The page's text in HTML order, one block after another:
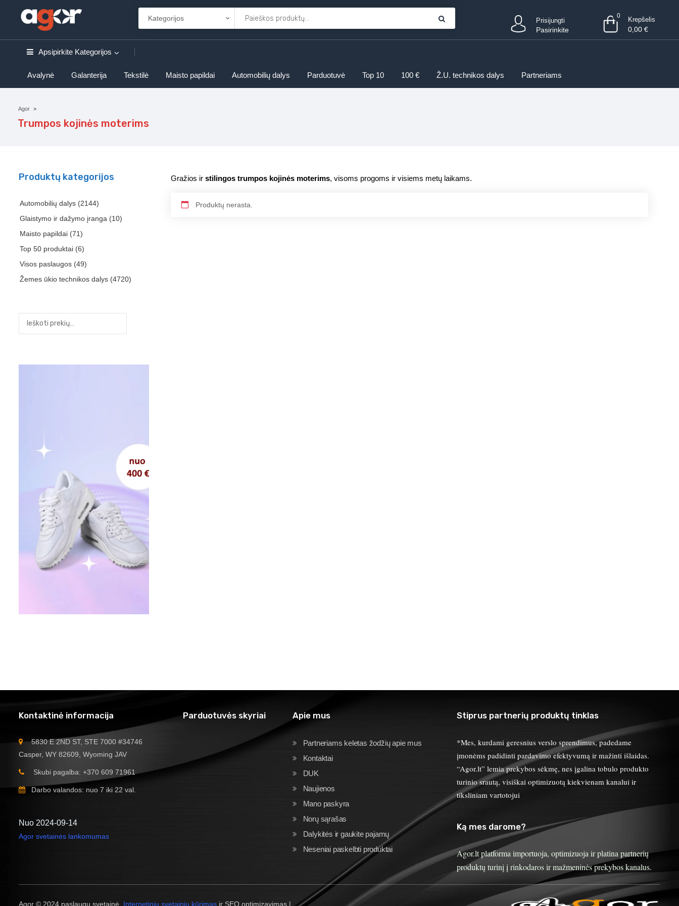
Prisijungti
Pasirinkite
0 Krepšelis
0,00 €
Apsipirkite Kategorijos
Avalynė Galanterija Tekstilė Maisto papildai Automobilių dalys Parduotuvė Top 10 100 € Ž.U. technikos dalys Partneriams
Agor
Trumpos kojinės moterims
Produktų kategorijos
Automobilių dalys (2144)
Glaistymo ir dažymo įranga (10)
Maisto papildai (71)
Top 50 produktai (6)
Visos paslaugos (49)
Žemes ūkio technikos dalys (4720)
Gražios ir stilingos trumpos kojinės moterims, visoms progoms ir visiems metų laikams.
Produktų nerasta.
Kontaktinė informacija
5830 E 2ND ST, STE 7000 #34746
Casper, WY 82609, Wyoming JAV
Skubi pagalba: +370 609 71961
Darbo valandos: nuo 7 iki 22 val.
Nuo 2024-09-14
Agor svetainės lankomumas
Parduotuvės skyriai Apie mus
Partneriams keletas žodžių apie mus
Kontaktai
DUK
Naujienos
Mano paskyra
Norų sąrašas
Dalykitės ir gaukite pajamų
Neseniai paskelbti produktai
Stiprus partnerių produktų tinklas
*Mes, kurdami geresnius verslo sprendimus, padedame
įmonėms padidinti pardavimo efektyvumą ir mažinti išlaidas.
“Agor.lt” lemia prekybos sėkmę, nes įgalina tobulo produkto
turinio srautą, visiškai optimizuotą kiekvienam kanalui ir
tiksliniam vartotojui
Ką mes darome?
Agor.lt platforma importuoja, optimizuoja ir platina partnerių
produktų turinį į rinkodaros ir mažmeninės prekybos kanalus.
Agor © 2024 paslaugų svetainė. Internetinių svetainių kūrimas ir SEO optimizavimas |